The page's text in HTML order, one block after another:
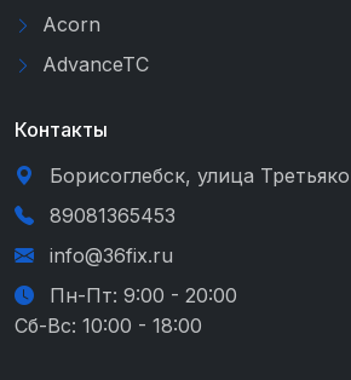
Acorn
AdvanceTC
Контакты
Борисоглебск, улица
89081365453
info@36fix.ru
Пн-Пт: 9:00 - 20:00
Сб-Вс: 10:00 - 18:00